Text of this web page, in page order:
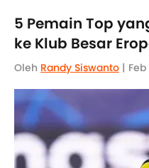
5 Pemain Top
ke Klub Besar
Oleh Randy Siswanto | Feb